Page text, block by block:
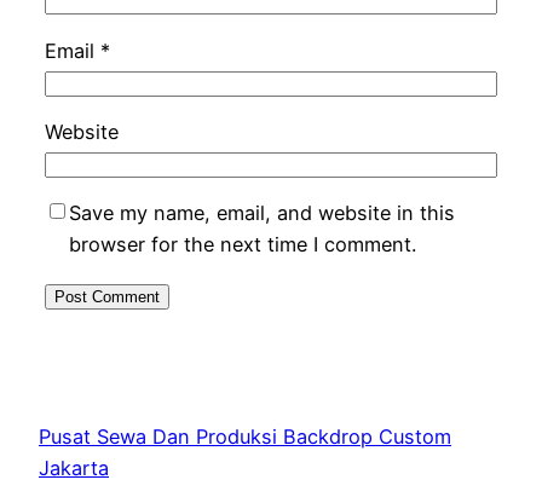
Email *
Website
Save my name, email, and website in this
browser for the next time I comment.
Pusat Sewa Dan Produksi Backdrop Custom
Jakarta